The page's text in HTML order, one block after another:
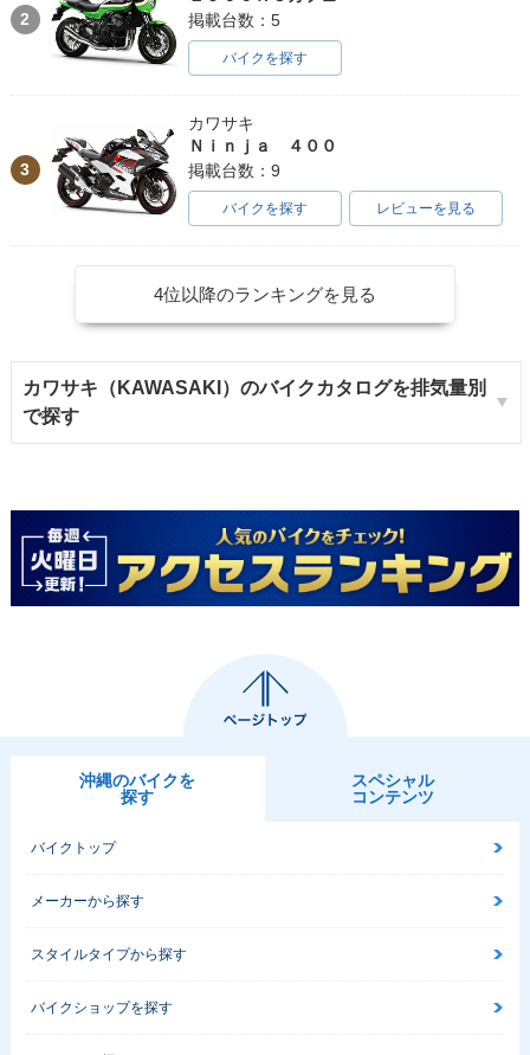
2
掲載台数：5
バイクを探す
3
カワサキ
Ｎｉｎｊａ ４００
掲載台数：9
バイクを探す レビューを見る
4位以降のランキングを見る
カワサキ（KAWASAKI）のバイクカタログを排気量別
で探す
沖縄のバイクを
探す
スペシャル
コンテンツ
バイクトップ
メーカーから探す
スタイルタイプから探す
バイクショップを探す